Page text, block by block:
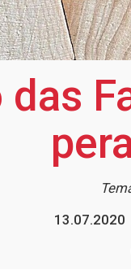
das
13.07.2020